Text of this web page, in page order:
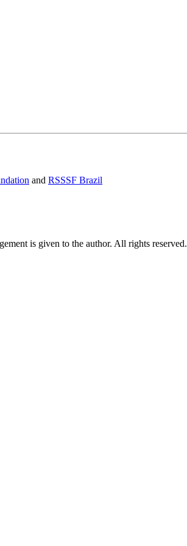
and RSSSF Brazil
is given to the author. All rights reserved.